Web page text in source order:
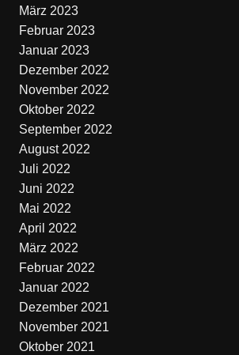
März 2023
Februar 2023
Januar 2023
Dezember 2022
November 2022
Oktober 2022
September 2022
August 2022
Juli 2022
Juni 2022
Mai 2022
April 2022
März 2022
Februar 2022
Januar 2022
Dezember 2021
November 2021
Oktober 2021